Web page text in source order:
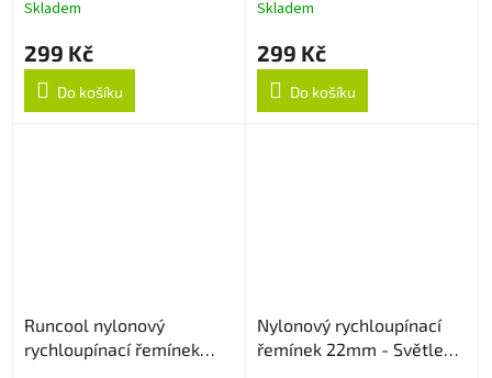
Skladem
299 Kč
Do košíku
Skladem
299 Kč
Do košíku
Runcool nylonový
rychloupínací řemínek
Nylonový rychloupínací
řemínek 22mm - Světle